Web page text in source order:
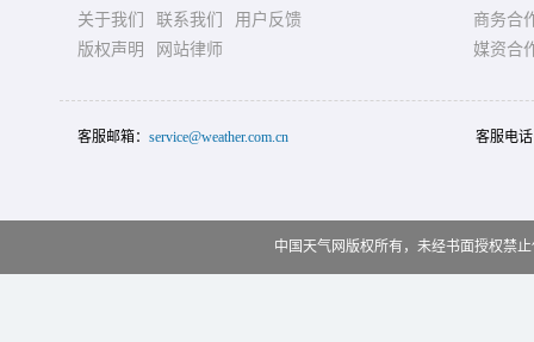
关于我们 联系我们
用户反馈
版权声明
网站律师
商务合
媒资合
客服邮箱： service@weather.com.cn 客服电
中国天气网版权所有，未经书面授权